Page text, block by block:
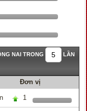
NAI TRONG LẦN
Đơn vị
1